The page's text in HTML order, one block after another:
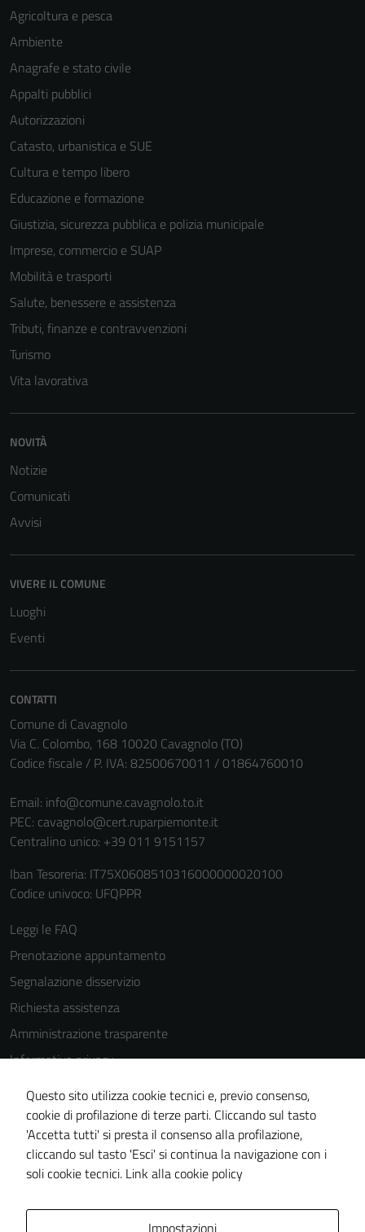
Agricoltura e pesca
Ambiente
Anagrafe e stato civile
Appalti pubblici
Autorizzazioni
Catasto, urbanistica e SUE
Cultura e tempo libero
Educazione e formazione
Giustizia, sicurezza pubblica e polizia municipale
Imprese, commercio e SUAP
Mobilità e trasporti
Salute, benessere e assistenza
Tributi, finanze e contravvenzioni
Turismo
Vita lavorativa
NOVITÀ
Notizie
Comunicati
Avvisi
VIVERE IL COMUNE
Luoghi
Eventi
CONTATTI
Comune di Cavagnolo
Via C. Colombo, 168 10020 Cavagnolo (TO)
Codice fiscale / P. IVA: 82500670011 / 01864760010
Email: info@comune.cavagnolo.to.it
PEC: cavagnolo@cert.ruparpiemonte.it
Centralino unico: +39 011 9151157
Iban Tesoreria: IT75X0608510316000000020100
Codice univoco: UFQPPR
Leggi le FAQ
Prenotazione appuntamento
Segnalazione disservizio
Richiesta assistenza
Amministrazione trasparente
Informativa privacy
Note legali
Dichiarazione di accessibilità
Piano di miglioramento del sito
Questo sito utilizza cookie tecnici e, previo consenso,
cookie di profilazione di terze parti. Cliccando sul tasto
'Accetta tutti' si presta il consenso alla profilazione,
cliccando sul tasto 'Esci' si continua la navigazione con i
soli cookie tecnici. Link alla cookie policy
Impostazioni